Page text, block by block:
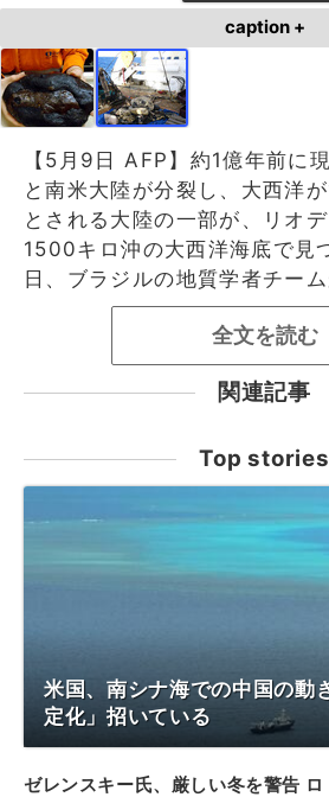
caption +
【5月9日 AFP】約1億年前に
と南米大陸が分裂し、大西洋
とされる大陸の一部が、リオ
1500キロ沖の大西洋海底で見
日、ブラジルの地質学者チーム
全文を読む
関連記事
Top stories
米国、南シナ海での中国の動
定化」招いている
ゼレンスキー氏、厳しい冬を警告 ロ